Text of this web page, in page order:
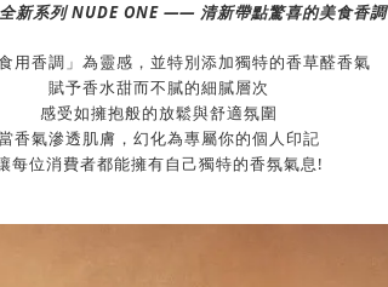
新系列 NUDE ONE —— 清新帶點驚喜的美食香調
用香調」為靈感，並特別添加獨特的香草醛香氣
賦予香水甜而不膩的細膩層次
感受如擁抱般的放鬆與舒適氛圍
香氣滲透肌膚，幻化為專屬你的個人印記
每位消費者都能擁有自己獨特的香氛氣息!